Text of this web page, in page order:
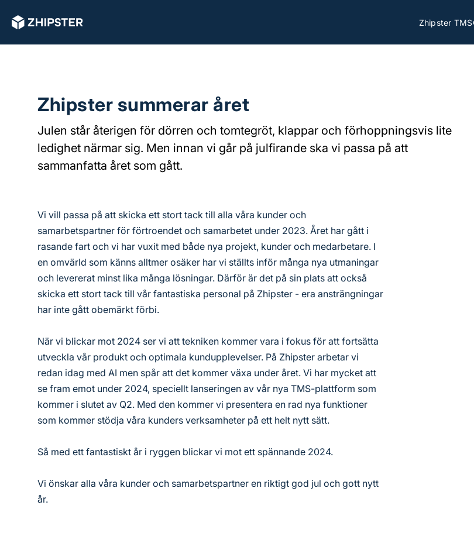
Zhipster TMS
Zhipster summerar året
Julen står återigen för dörren och tomtegröt, klappar och förhoppningsvis lite
ledighet närmar sig. Men innan vi går på julfirande ska vi passa på att
sammanfatta året som gått.
Vi vill passa på att skicka ett stort tack till alla våra kunder och
samarbetspartner för förtroendet och samarbetet under 2023. Året har gått i
rasande fart och vi har vuxit med både nya projekt, kunder och medarbetare. I
en omvärld som känns alltmer osäker har vi ställts inför många nya utmaningar
och levererat minst lika många lösningar. Därför är det på sin plats att också
skicka ett stort tack till vår fantastiska personal på Zhipster - era ansträngningar
har inte gått obemärkt förbi.
När vi blickar mot 2024 ser vi att tekniken kommer vara i fokus för att fortsätta
utveckla vår produkt och optimala kundupplevelser. På Zhipster arbetar vi
redan idag med AI men spår att det kommer växa under året. Vi har mycket att
se fram emot under 2024, speciellt lanseringen av vår nya TMS-plattform som
kommer i slutet av Q2. Med den kommer vi presentera en rad nya funktioner
som kommer stödja våra kunders verksamheter på ett helt nytt sätt.
Så med ett fantastiskt år i ryggen blickar vi mot ett spännande 2024.
Vi önskar alla våra kunder och samarbetspartner en riktigt god jul och gott nytt
år.